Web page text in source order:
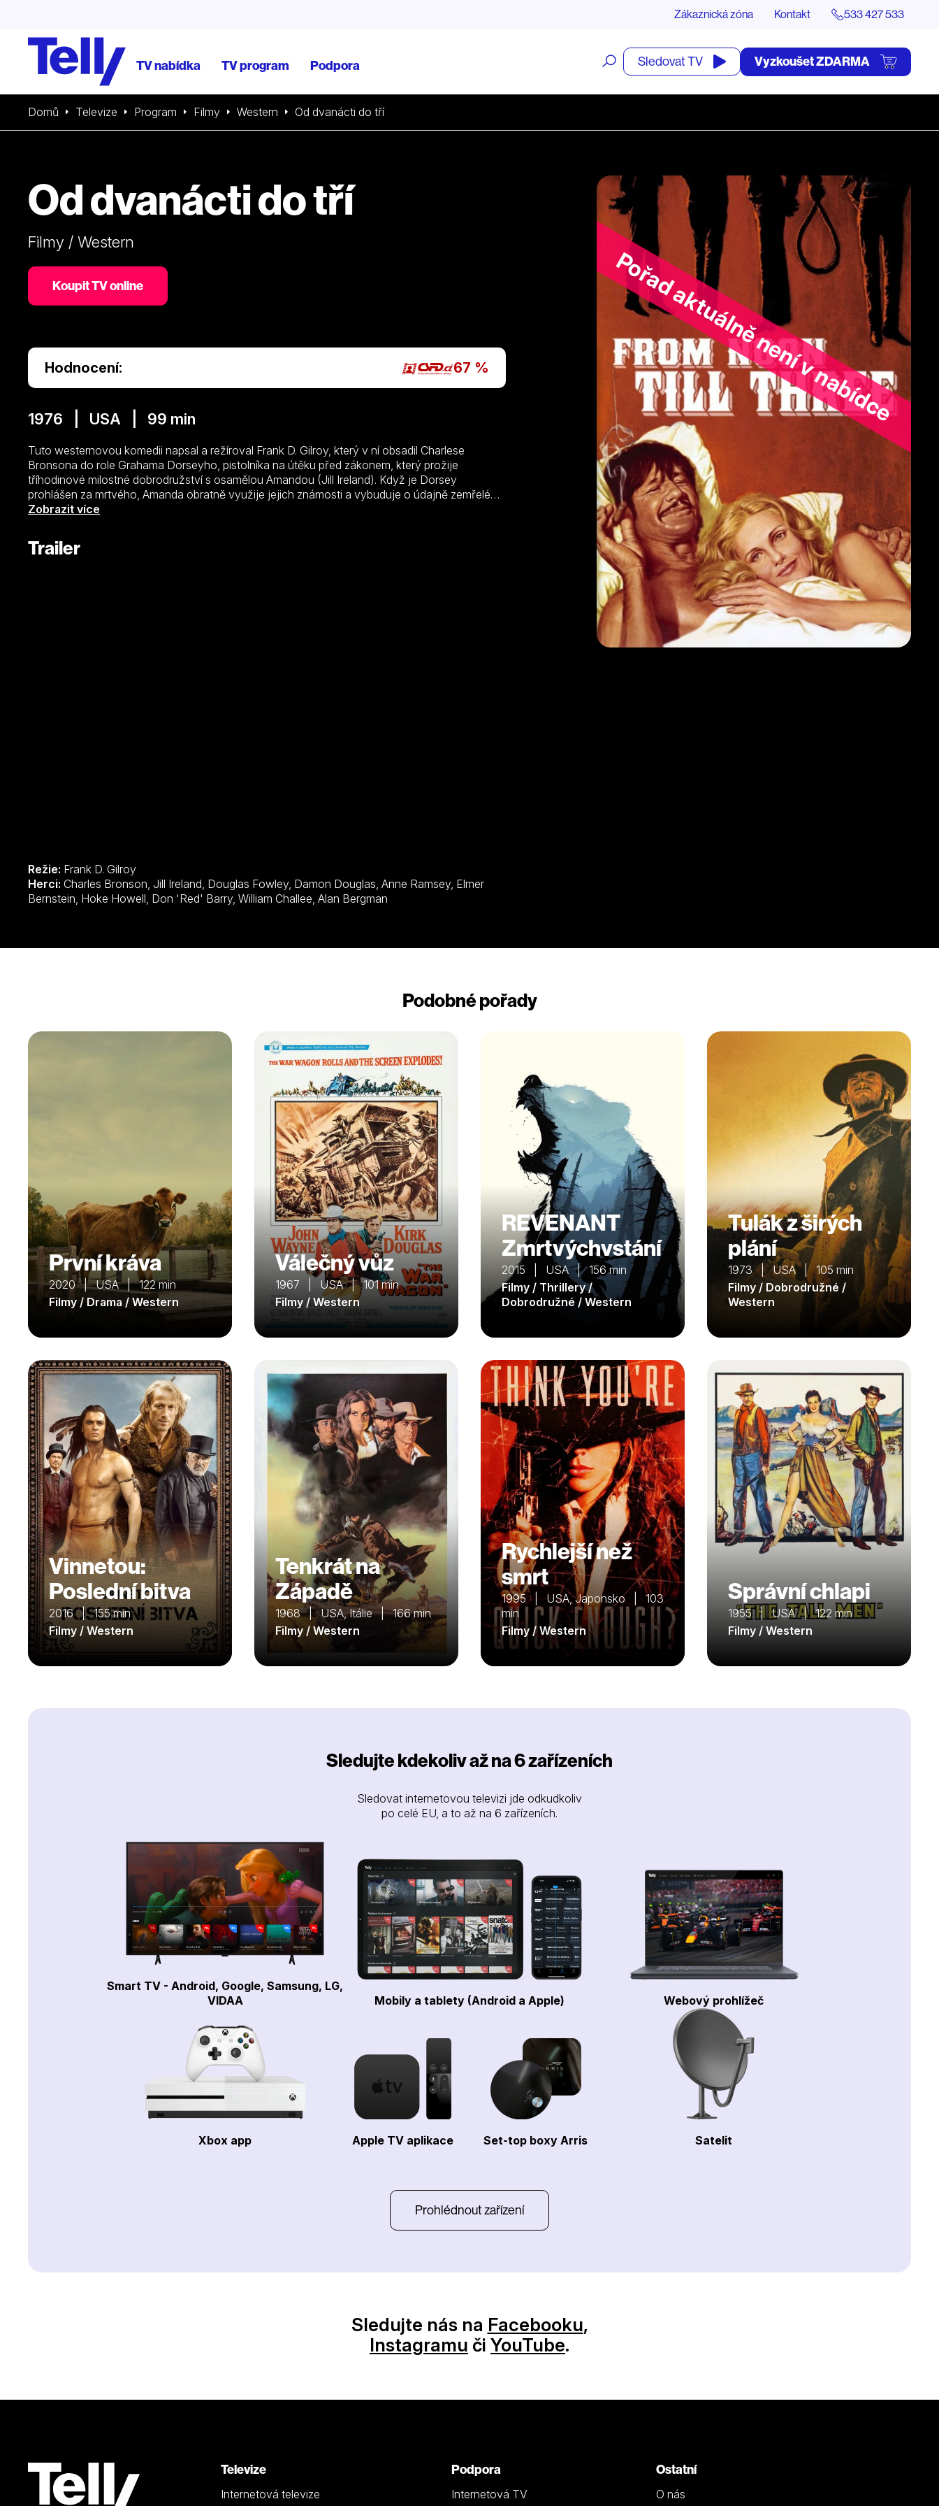
Zákaznická zóna Kontakt 533 427 533
TV nabídka TV program Podpora
Otevřít
vyhledávání
Sledovat TV Vyzkoušet ZDARMA
Domů Televize Program Filmy Western Od dvanácti do tří
Pořad aktuálně není v nabídce
Od dvanácti do tří
Filmy / Western
Koupit TV online
Hodnocení: 67 %
1976 | USA | 99 min
Tuto westernovou komedii napsal a režíroval Frank D. Gilroy, který v ní obsadil Charlese
Bronsona do role Grahama Dorseyho, pistolníka na útěku před zákonem, který prožije
tříhodinové milostné dobrodružství s osamělou Amandou (Jill Ireland). Když je Dorsey
prohlášen za mrtvého, Amanda obratně využije jejich známosti a vybuduje o údajně zemřelém
psanci celou legendu. Z Dorseyho se brzy stane ikona, opěvovaná v písních, povídačkách a
zdravý a hlavně hodně naštvaný tím, že je proti své vůli součástí jejího soukromého podnikání.
A Dorseymu nakonec nezbude ani jeho vlastní identita. Díky zesměšňování násilí ve prospěch
Zobrazit více
Trailer
Režie: Frank D. Gilroy
Herci:
Bernstein, Hoke Howell, Don 'Red' Barry, William Challee, Alan Bergman
Podobné pořady
První kráva
2020 | USA | 122 min
Filmy / Drama / Western
Válečný vůz
1967 | USA | 101 min
Filmy / Western
REVENANT
Zmrtvýchvstání
2015 | USA | 156 min
Filmy / Thrillery /
Dobrodružné / Western
Tulák z širých
plání
1973 | USA | 105 min
Filmy / Dobrodružné /
Western
Vinnetou:
Poslední bitva
2016 | 155 min
Filmy / Western
Tenkrát na
Západě
1968 | USA, Itálie | 166 min
Filmy / Western
Rychlejší než
smrt
1995 | USA, Japonsko | 103
min
Filmy / Western
Správní chlapi
1955 | USA | 122 min
Filmy / Western
Sledujte kdekoliv až na 6 zařízeních
Sledovat internetovou televizi jde odkudkoliv
po celé EU, a to až na 6 zařízeních.
Smart TV - Android, Google, Samsung, LG,
VIDAA
Mobily a tablety (Android a Apple) Webový prohlížeč
Xbox app Apple TV aplikace Set-top boxy Arris Satelit
Prohlédnout zařízení
Sledujte nás na Facebooku,
Instagramu či YouTube.
Televize
Internetová televize
Podpora
Internetová TV
Ostatní
O nás